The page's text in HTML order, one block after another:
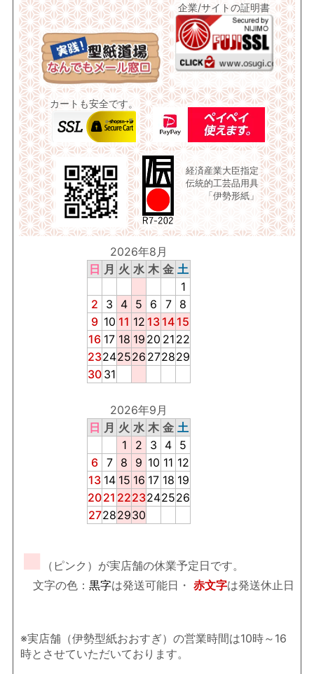
企業/サイトの証明書
カートも安全です。
経済産業大臣指定
伝統的工芸品用具
「伊勢形紙」
2026年8月
日 月 火 水 木 金 土
1
2
3 4 5 6 7
8
9 10 11 12 13 14 15
16 17 18 19 20 21 22
23242526 272829
30 31
2026年9月
日 月 火 水 木 金 土
1
2 3 4 5
6 7 8 9 10 11 12
13 14 15 16 17 18 19
2021 2223242526
27282930
■
（ピンク）が実店舗の休業予定日です。
文字の色： 黒字は発送可能日・ 赤文字は発送休止日
※実店舗（伊勢型紙おおすぎ）の営業時間は10時～16
時とさせていただいております。